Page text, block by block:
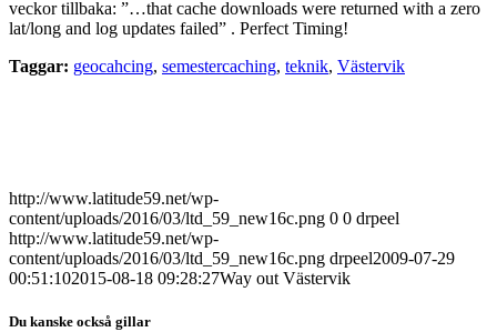
veckor tillbaka: ”…that cache downloads were returned with a zero
lat/long and log updates failed” . Perfect Timing!
Taggar: geocahcing, semestercaching, teknik, Västervik
http://www.latitude59.net/wp-
content/uploads/2016/03/ltd_59_new16c.png 0 0 drpeel
http://www.latitude59.net/wp-
content/uploads/2016/03/ltd_59_new16c.png drpeel2009-07-29
00:51:102015-08-18 09:28:27Way out Västervik
Du kanske också gillar